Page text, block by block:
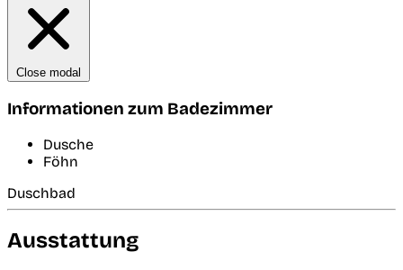
Close modal
Informationen zum Badezimmer
Dusche
Föhn
Duschbad
Ausstattung